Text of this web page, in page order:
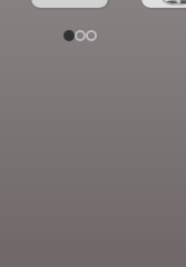
ACCESSOIRES